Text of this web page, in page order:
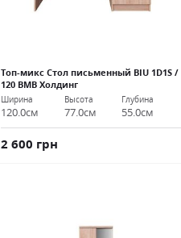
Топ-микс Стол письменный BIU 1D1S /
120 ВМВ Холдинг
Ширина
120.0см
Высота
77.0см
Глубина
55.0см
2 600 грн